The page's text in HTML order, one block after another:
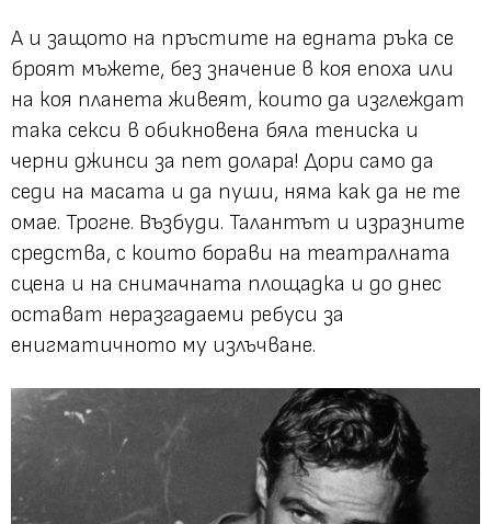
А и защото на пръстите на едната ръка се
броят мъжете, без значение в коя епоха или
на коя планета живеят, които да изглеждат
така секси в обикновена бяла тениска и
черни джинси за пет долара! Дори само да
седи на масата и да пуши, няма как да не те
омае. Трогне. Възбуди. Талантът и изразните
средства, с които борави на театралната
сцена и на снимачната площадка и до днес
остават неразгадаеми ребуси за
енигматичното му излъчване.